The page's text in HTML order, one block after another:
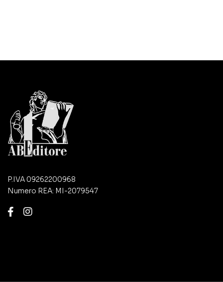
P.IVA 09262200968
Numero REA: MI-2079547